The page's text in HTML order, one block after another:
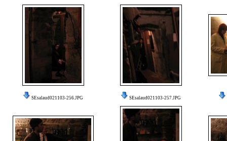
SEsalaud021103-256.JPG SEsalaud021103-257.JPG